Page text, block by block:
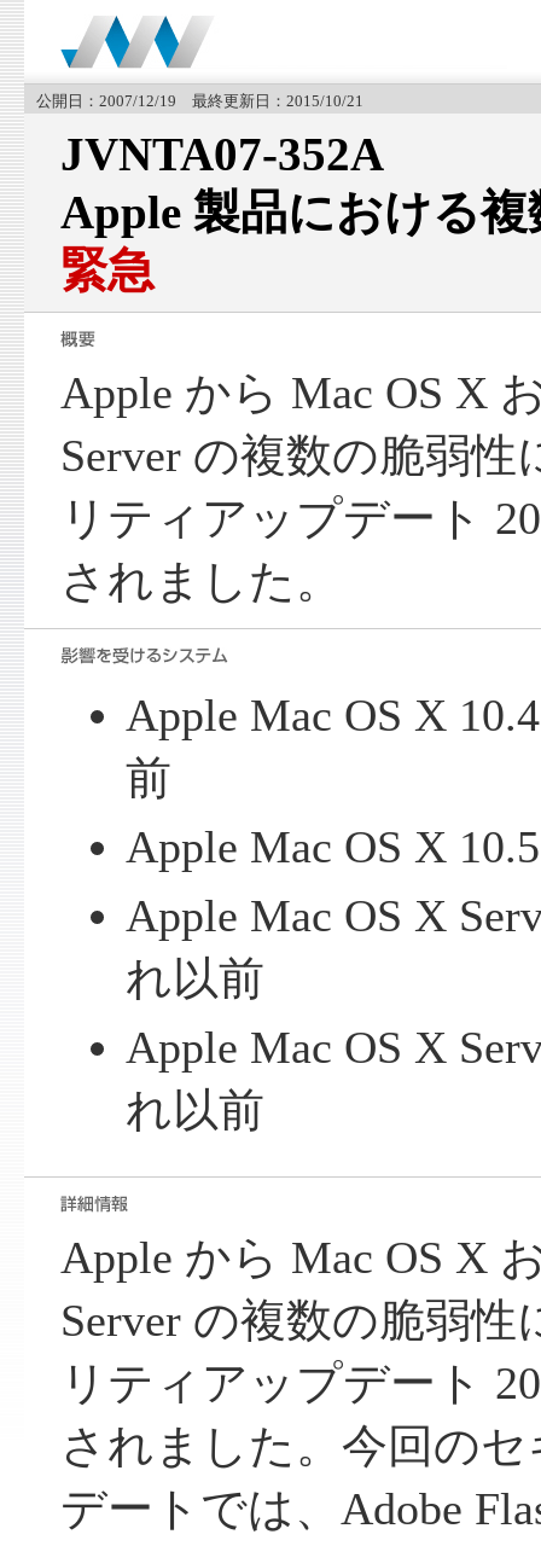
公開日：2007/12/19 最終更新日：2015/10/21
JVNTA07-352A
Apple 製品における
緊急
Apple から Mac OS X
Server の複数の脆弱
リティアップデート
されました。
Apple Mac OS X
前
Apple Mac OS X
Apple Mac OS X
れ以前
Apple Mac OS X
れ以前
Apple から Mac OS X
Server の複数の脆弱
リティアップデート
されました。今回の
デートでは、Adobe